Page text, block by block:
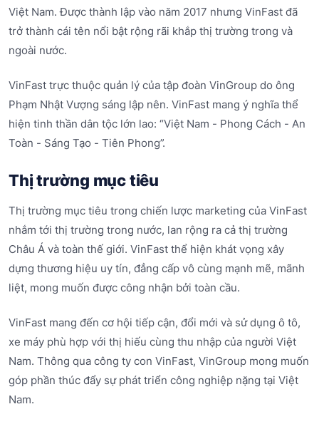
Việt Nam. Được thành lập vào năm 2017 nhưng VinFast đã
trở thành cái tên nổi bật rộng rãi khắp thị trường trong và
ngoài nước.
VinFast trực thuộc quản lý của tập đoàn VinGroup do ông
Phạm Nhật Vượng sáng lập nên. VinFast mang ý nghĩa thể
hiện tinh thần dân tộc lớn lao: “Việt Nam - Phong Cách - An
Toàn - Sáng Tạo - Tiên Phong”.
Thị trường mục tiêu
Thị trường mục tiêu trong chiến lược marketing của VinFast
nhắm tới thị trường trong nước, lan rộng ra cả thị trường
Châu Á và toàn thế giới. VinFast thể hiện khát vọng xây
dựng thương hiệu uy tín, đẳng cấp vô cùng mạnh mẽ, mãnh
liệt, mong muốn được công nhận bởi toàn cầu.
VinFast mang đến cơ hội tiếp cận, đổi mới và sử dụng ô tô,
xe máy phù hợp với thị hiếu cùng thu nhập của người Việt
Nam. Thông qua công ty con VinFast, VinGroup mong muốn
góp phần thúc đẩy sự phát triển công nghiệp nặng tại Việt
Nam.